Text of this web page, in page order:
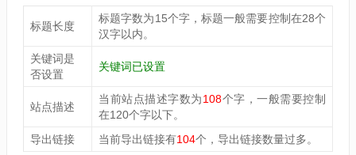
标题长度
标题字数为15个字，标题一般需要控制在28个
汉字以内。
关键词是
否设置
关键词已设置
站点描述
当前站点描述字数为108个字，一般需要控制
在120个字以下。
导出链接
当前导出链接有104个，导出链接数量过多。